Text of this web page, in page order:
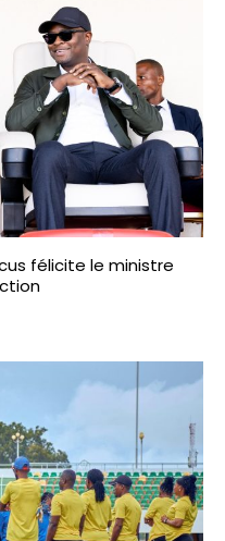
félicite le ministre